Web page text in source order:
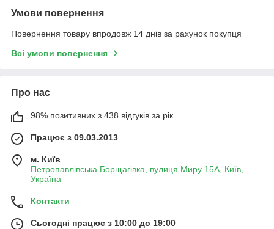
Умови повернення
Повернення товару впродовж 14 днів за рахунок покупця
Всі умови повернення
Про нас
98% позитивних з 438 відгуків за рік
Працює з 09.03.2013
м. Київ
Петропавлівська Борщагівка, вулиця Миру 15А, Київ,
Україна
Контакти
Сьогодні працює з 10:00 до 19:00